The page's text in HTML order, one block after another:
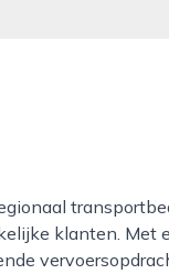
klanten. Met